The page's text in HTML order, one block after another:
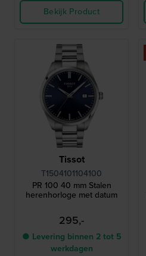
Bekijk Product
Tissot
T1504101104100
PR 100 40 mm Stalen
herenhorloge met datum
295,-
● Levering binnen 2 tot 5
werkdagen